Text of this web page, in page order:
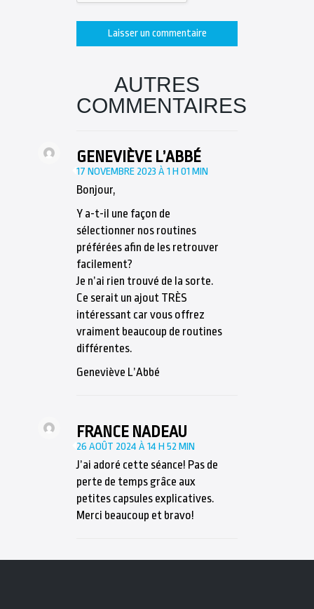
AUTRES
COMMENTAIRES
GENEVIÈVE L’ABBÉ
17 NOVEMBRE 2023 À 1 H 01 MIN
Bonjour,
Y a-t-il une façon de
sélectionner nos routines
préférées afin de les retrouver
facilement?
Je n’ai rien trouvé de la sorte.
Ce serait un ajout TRÈS
intéressant car vous offrez
vraiment beaucoup de routines
différentes.
Geneviève L’Abbé
FRANCE NADEAU
26 AOÛT 2024 À 14 H 52 MIN
J’ai adoré cette séance! Pas de
perte de temps grâce aux
petites capsules explicatives.
Merci beaucoup et bravo!